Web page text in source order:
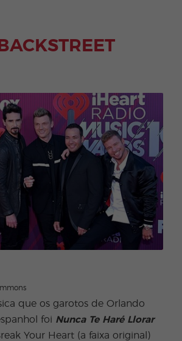
que os garotos de Orlando
foi Nunca Te Haré Llorar
Your Heart (a faixa original)